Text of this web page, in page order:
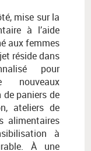
mise sur la
à l’aide
aux femmes
réside dans
pour
nouveaux
paniers de
ateliers de
alimentaires
à
À une